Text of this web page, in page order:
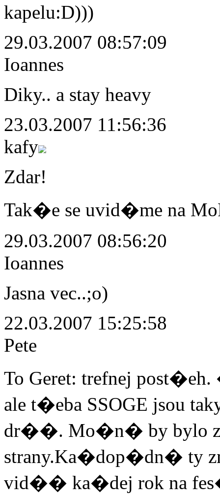
kapelu:D)))
29.03.2007 08:57:09
Ioannes
Diky.. a stay heavy
23.03.2007 11:56:36
kafy
Zdar!
Tak�e se uvid�me na
29.03.2007 08:56:20
Ioannes
Jasna vec..;o)
22.03.2007 15:25:58
Pete
To Geret: trefnej
ale t�eba SSOGE jsou
dr��. Mo�n� by bylo
strany.Ka�dop�dn� ty
vid�� ka�dej rok na